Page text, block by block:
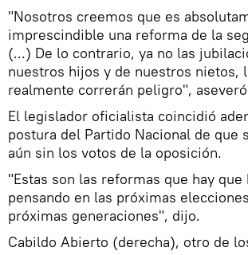
"Nosotros creemos que es
imprescindible una reforma de la
(...) De lo contrario, ya no las
nuestros hijos y de nuestros nietos,
realmente correrán peligro",
El legislador oficialista coincidió
postura del Partido Nacional de que
aún sin los votos de la oposición.
"Estas son las reformas que hay que
pensando en las próximas
próximas generaciones", dijo.
Cabildo Abierto (derecha), otro de